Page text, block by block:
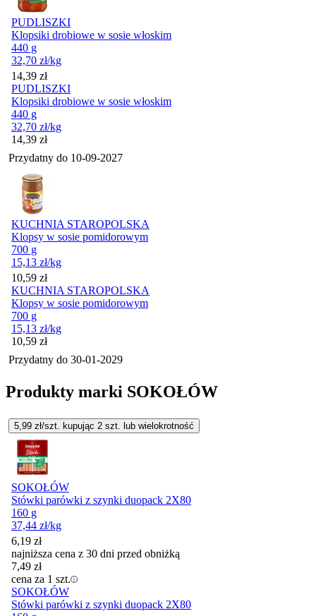
PUDLISZKI
Klopsiki drobiowe w sosie włoskim
440 g
32,70 zł/kg
Cena
14,39 zł
PUDLISZKI
Klopsiki drobiowe w sosie włoskim
440 g
32,70 zł/kg
Cena
14,39 zł
Przydatny do 10-09-2027
KUCHNIA STAROPOLSKA
Klopsy w sosie pomidorowym
700 g
15,13 zł/kg
Cena
10,59 zł
KUCHNIA STAROPOLSKA
Klopsy w sosie pomidorowym
700 g
15,13 zł/kg
Cena
10,59 zł
Przydatny do 30-01-2029
Produkty marki SOKOŁÓW
5,99 zł/szt. kupując 2 szt. lub wielokrotność
SOKOŁÓW
Stówki parówki z szynki duopack 2X80
160 g
37,44 zł/kg
6,19 zł
najniższa cena z 30 dni przed obniżką
7,49 zł
cena za 1 szt.
SOKOŁÓW
Stówki parówki z szynki duopack 2X80